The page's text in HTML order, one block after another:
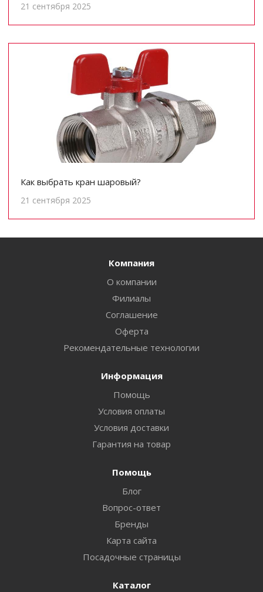
21 сентября 2025
Как выбрать кран шаровый?
21 сентября 2025
Компания
О компании
Филиалы
Соглашение
Оферта
Рекомендательные технологии
Информация
Помощь
Условия оплаты
Условия доставки
Гарантия на товар
Помощь
Блог
Вопрос-ответ
Бренды
Карта сайта
Посадочные страницы
Каталог